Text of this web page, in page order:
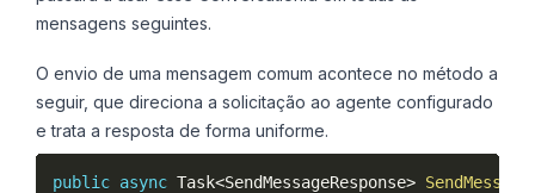
mensagens seguintes.
O envio de uma mensagem comum acontece no método a
seguir, que direciona a solicitação ao agente configurado
e trata a resposta de forma uniforme.
public async Task<SendMessageResponse>